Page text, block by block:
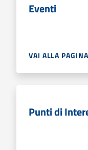
Eventi
VAI ALLA PAGINA
Punti di